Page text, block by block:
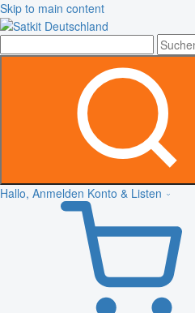
Skip to main content
Hallo, Anmelden Konto & Listen